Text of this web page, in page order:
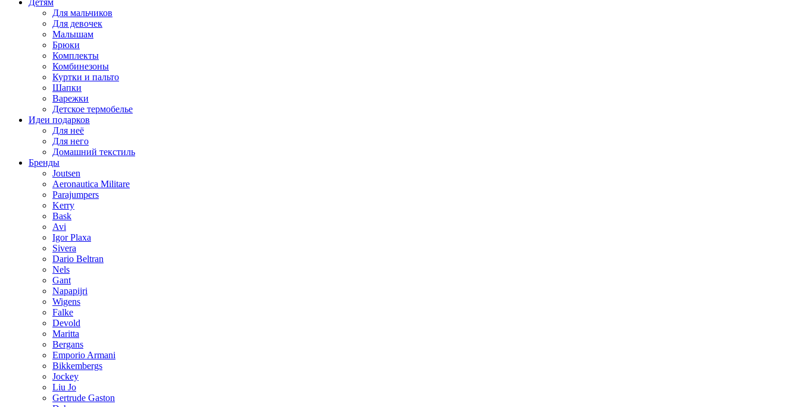
Детям
Для мальчиков
Для девочек
Малышам
Брюки
Комплекты
Комбинезоны
Куртки и пальто
Шапки
Варежки
Детское термобелье
Идеи подарков
Для неё
Для него
Домашний текстиль
Бренды
Joutsen
Aeronautica Militare
Parajumpers
Kerry
Bask
Avi
Igor Plaxa
Sivera
Dario Beltran
Nels
Gant
Napapijri
Wigens
Falke
Devold
Maritta
Bergans
Emporio Armani
Bikkembergs
Jockey
Liu Jo
Gertrude Gaston